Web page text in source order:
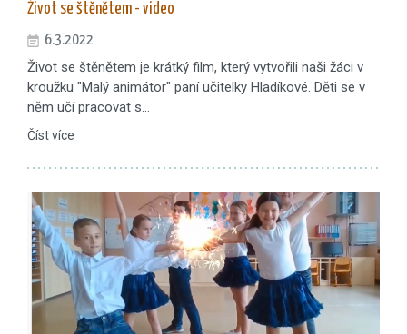
Život se štěnětem - video
6.3.2022
Život se štěnětem je krátký film, který vytvořili naši žáci v
kroužku "Malý animátor" paní učitelky Hladíkové. Děti se v
něm učí pracovat s…
Číst více